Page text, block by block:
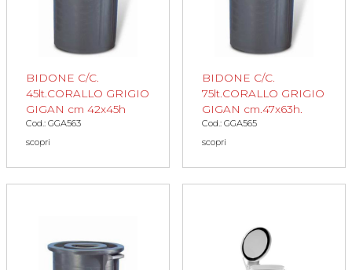
BIDONE C/C.
45lt.CORALLO GRIGIO
GIGAN cm 42x45h
Cod.: GGA563
scopri
BIDONE C/C.
75lt.CORALLO GRIGIO
GIGAN cm.47x63h.
Cod.: GGA565
scopri